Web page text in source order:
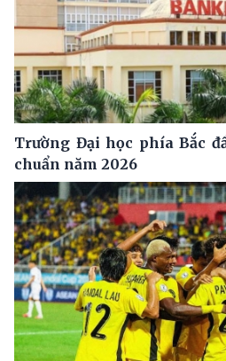
Trường Đại học phía Bắc
chuẩn năm 2026